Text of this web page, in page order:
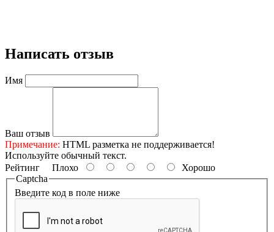
Написать отзыв
Имя
Ваш отзыв
Примечание: HTML разметка не поддерживается!
Используйте обычный текст.
Рейтинг Плохо
Хорошо
Captcha
Введите код в поле ниже